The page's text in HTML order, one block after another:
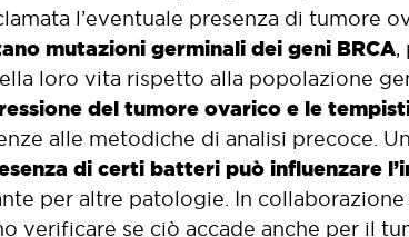
l’eventuale presenza di tumore
mutazioni germinali dei geni BRCA,
loro vita rispetto alla popolazione
del tumore ovarico e le
alle metodiche di analisi precoce.
di certi batteri può influenzare
per altre patologie. In
verificare se ciò accade anche per il